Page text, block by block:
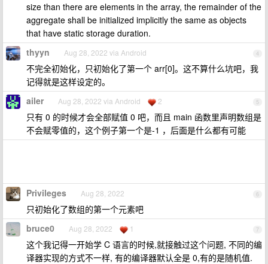
size than there are elements in the array, the remainder of the
aggregate shall be initialized implicitly the same as objects
that have static storage duration.
4
thyyn Aug 28, 2022 via Android
不完全初始化，只初始化了第一个 arr[0]。这不算什么坑吧，我
记得就是这样设定的。
5
ailer Aug 28, 2022 via Android 2
只有 0 的时候才会全部赋值 0 吧，而且 main 函数里声明数组是
不会赋零值的，这个例子第一个是-1 ，后面是什么都有可能
6
Privileges Aug 28, 2022
只初始化了数组的第一个元素吧
7
bruce0 Aug 28, 2022 1
这个我记得一开始学 C 语言的时候,就接触过这个问题, 不同的编
译器实现的方式不一样, 有的编译器默认全是 0,有的是随机值.